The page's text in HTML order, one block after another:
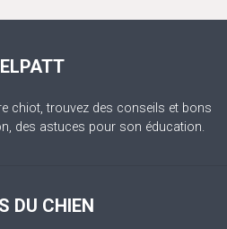
chiot, trouvez des conseils et bons
des astuces pour son éducation.
DU CHIEN